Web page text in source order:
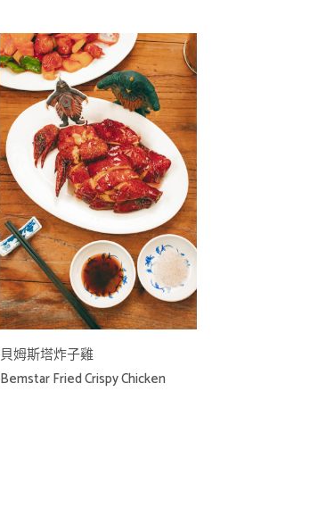
貝姆斯塔炸子雞
Bemstar Fried Crispy Chicken